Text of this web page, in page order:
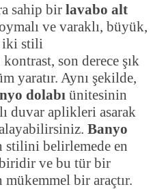
sahip bir lavabo alt
ve varaklı, büyük,
iki stili
son derece şık
yaratır. Aynı şekilde,
dolabı ünitesinin
duvar aplikleri asarak
Banyo
stilini belirlemede en
ve bu tür bir
bir araçtır.